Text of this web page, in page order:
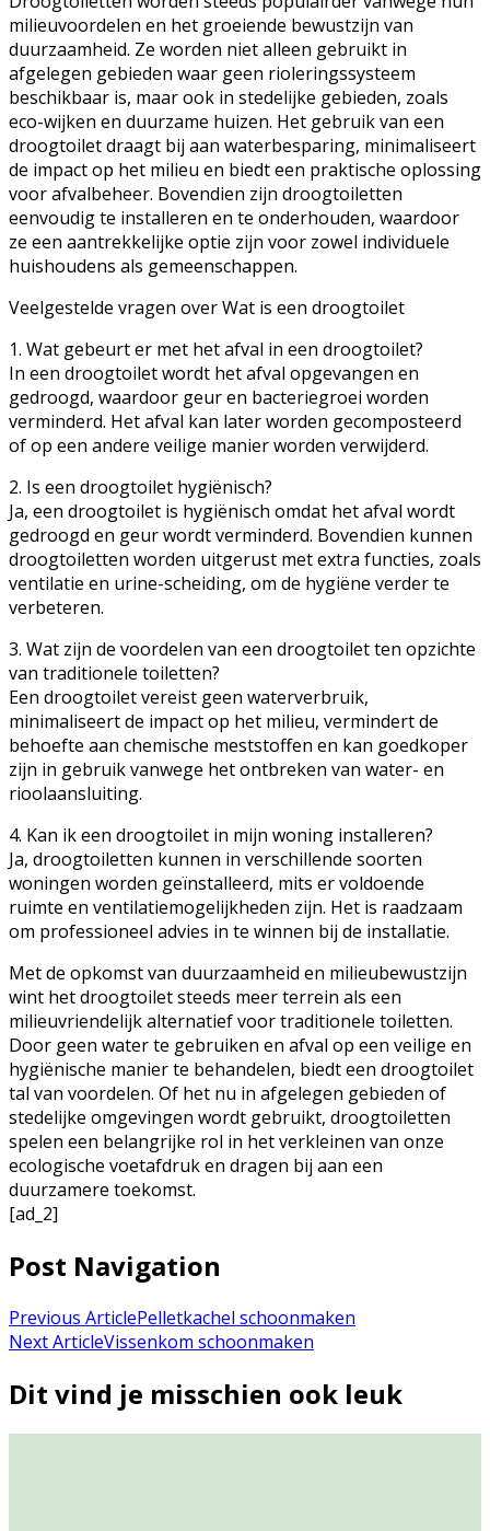
milieuvoordelen en het groeiende bewustzijn van
duurzaamheid. Ze worden niet alleen gebruikt in
afgelegen gebieden waar geen rioleringssysteem
beschikbaar is, maar ook in stedelijke gebieden, zoals
eco-wijken en duurzame huizen. Het gebruik van een
droogtoilet draagt bij aan waterbesparing, minimaliseert
de impact op het milieu en biedt een praktische oplossing
voor afvalbeheer. Bovendien zijn droogtoiletten
eenvoudig te installeren en te onderhouden, waardoor
ze een aantrekkelijke optie zijn voor zowel individuele
huishoudens als gemeenschappen.
Veelgestelde vragen over Wat is een droogtoilet
1. Wat gebeurt er met het afval in een droogtoilet?
In een droogtoilet wordt het afval opgevangen en
gedroogd, waardoor geur en bacteriegroei worden
verminderd. Het afval kan later worden gecomposteerd
of op een andere veilige manier worden verwijderd.
2. Is een droogtoilet hygiënisch?
Ja, een droogtoilet is hygiënisch omdat het afval wordt
gedroogd en geur wordt verminderd. Bovendien kunnen
droogtoiletten worden uitgerust met extra functies, zoals
ventilatie en urine-scheiding, om de hygiëne verder te
verbeteren.
3. Wat zijn de voordelen van een droogtoilet ten opzichte
van traditionele toiletten?
Een droogtoilet vereist geen waterverbruik,
minimaliseert de impact op het milieu, vermindert de
behoefte aan chemische meststoffen en kan goedkoper
zijn in gebruik vanwege het ontbreken van water- en
rioolaansluiting.
4. Kan ik een droogtoilet in mijn woning installeren?
Ja, droogtoiletten kunnen in verschillende soorten
woningen worden geïnstalleerd, mits er voldoende
ruimte en ventilatiemogelijkheden zijn. Het is raadzaam
om professioneel advies in te winnen bij de installatie.
Met de opkomst van duurzaamheid en milieubewustzijn
wint het droogtoilet steeds meer terrein als een
milieuvriendelijk alternatief voor traditionele toiletten.
Door geen water te gebruiken en afval op een veilige en
hygiënische manier te behandelen, biedt een droogtoilet
tal van voordelen. Of het nu in afgelegen gebieden of
stedelijke omgevingen wordt gebruikt, droogtoiletten
spelen een belangrijke rol in het verkleinen van onze
ecologische voetafdruk en dragen bij aan een
duurzamere toekomst.
[ad_2]
Post Navigation
Previous ArticlePelletkachel schoonmaken
Next ArticleVissenkom schoonmaken
Dit vind je misschien ook leuk